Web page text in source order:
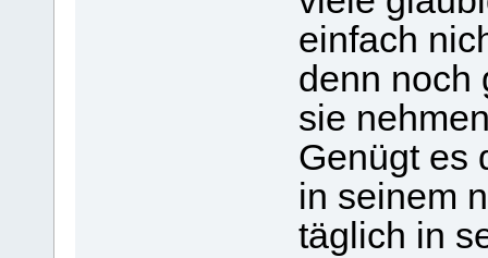
einfach
denn noch
sie
Genügt es
in seinem
täglich in